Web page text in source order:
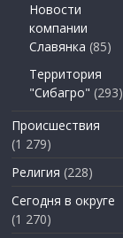
Новости
компании
Славянка (85)
Территория
"Сибагро" (293)
Происшествия
(1 279)
Религия (228)
Сегодня в округе
(1 270)